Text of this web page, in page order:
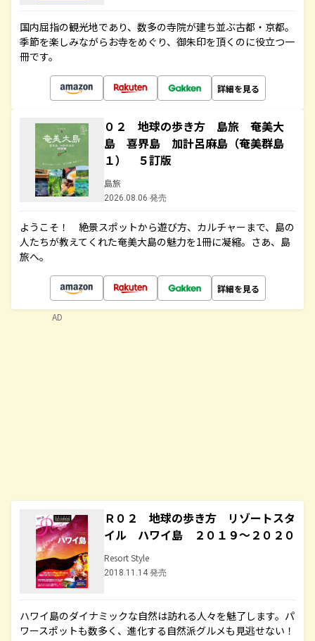
国内屈指の観光地であり、数多の寺院が建ち並ぶ古都・京都。
季節を楽しみながらお寺をめぐり、御朱印を頂くのに役立つ一
冊です。
詳細を見る
０２ 地球の歩き方 島旅 奄美大
島 喜界島 加計呂麻島（奄美群島
１） ５訂版
島旅
2026.08.06 発売
ようこそ！ 絶景スポットから遊び方、カルチャーまで、島の
人たちが教えてくれた奄美大島の魅力を1冊に凝縮。さあ、島
旅へ。
詳細を見る
Ｒ０２ 地球の歩き方 リゾートスタ
イル ハワイ島 ２０１９～２０２０
Resort Style
2018.11.14 発売
ハワイ島のダイナミックな自然は訪れる人々を魅了します。パ
ワースポットも数多く、進化する自然派グルメも見逃せない！
AD